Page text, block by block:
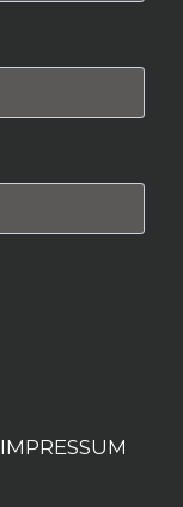
IMPRESSUM